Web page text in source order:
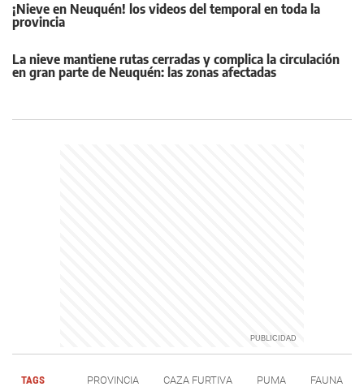
¡Nieve en Neuquén! los videos del temporal en toda la
provincia
La nieve mantiene rutas cerradas y complica la circulación
en gran parte de Neuquén: las zonas afectadas
TAGS PROVINCIA CAZA FURTIVA PUMA FAUNA